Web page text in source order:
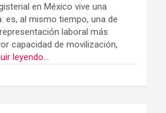
en México vive una
es, al mismo tiempo, una de
laboral más
capacidad de movilización,
leyendo...